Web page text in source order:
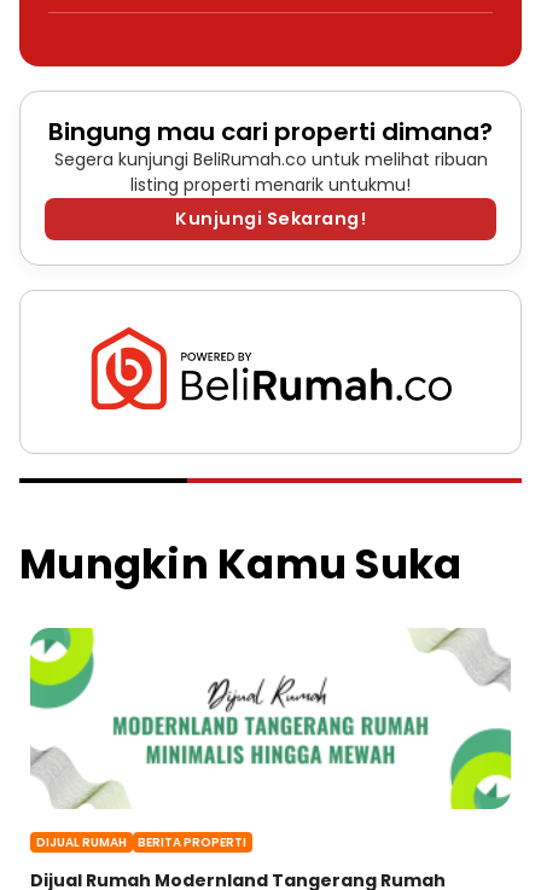
Bingung mau cari properti dimana?
Segera kunjungi BeliRumah.co untuk melihat ribuan
listing properti menarik untukmu!
Kunjungi Sekarang!
Mungkin Kamu Suka
DIJUAL RUMAH BERITA PROPERTI
Dijual Rumah Modernland Tangerang Rumah